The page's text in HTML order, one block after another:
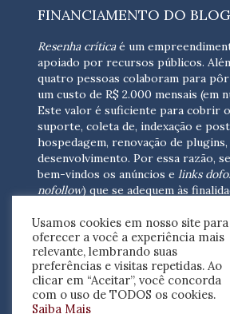
FINANCIAMENTO DO BLOG
Resenha críticaé um
apoiado por recursos públicos.
quatro pessoas colaboram para
um custo de R$ 2.000 mensais (em
Este valor é suficiente para cobrir
suporte, coleta de, indexação e
hospedagem, renovação de
desenvolvimento. Por essa razão,
bem-vindos os anúncios e links
nofollow) que se adequem às
nós(contato@resenhacritica.com.br)
FONTES E ACERVO
As resenhas, dossiês e sumários
periódicos acadêmicos e sites
Usamos cookies em nosso site para
oferecer a você a experiência mais
relevante, lembrando suas
preferências e visitas repetidas. Ao
clicar em “Aceitar”, você concorda
com o uso de TODOS os cookies.
Saiba Mais